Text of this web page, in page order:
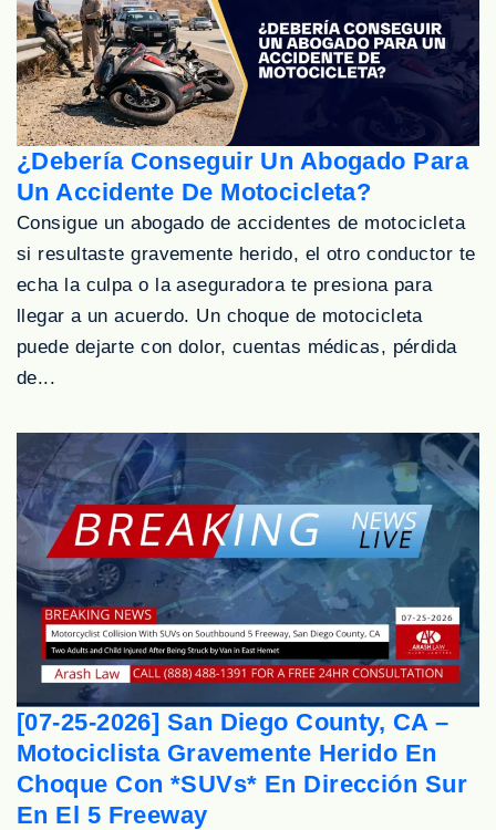
¿Debería Conseguir Un Abogado Para
Un Accidente De Motocicleta?
Consigue un abogado de accidentes de motocicleta
si resultaste gravemente herido, el otro conductor te
echa la culpa o la aseguradora te presiona para
llegar a un acuerdo. Un choque de motocicleta
puede dejarte con dolor, cuentas médicas, pérdida
de...
[07-25-2026] San Diego County, CA –
Motociclista Gravemente Herido En
Choque Con *SUVs* En Dirección Sur
En El 5 Freeway